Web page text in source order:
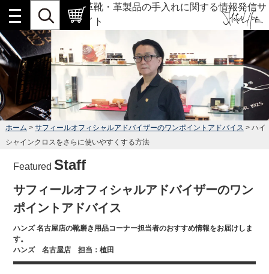
革靴・革製品の手入れに関する情報発信サ
イト
ホーム > サフィールオフィシャルアドバイザーのワンポイントアドバイス > ハイ
シャインクロスをさらに使いやすくする方法
FeaturedStaff
サフィールオフィシャルアドバイザーのワン
ポイントアドバイス
ハンズ 名古屋店の靴磨き用品コーナー担当者のおすすめ情報をお届けしま
す。
ハンズ 名古屋店 担当：植田